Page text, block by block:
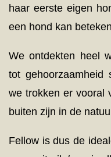
haar eerste eigen
een hond kan
We ontdekten heel
tot gehoorzaamheid
we trokken er vooral
buiten zijn in de
Fellow is dus de